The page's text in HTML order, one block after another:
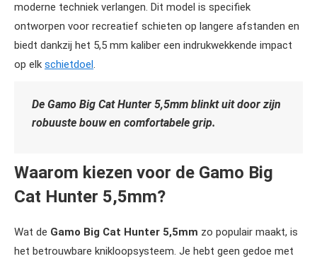
moderne techniek verlangen. Dit model is specifiek
ontworpen voor recreatief schieten op langere afstanden en
biedt dankzij het 5,5 mm kaliber een indrukwekkende impact
op elk schietdoel.
De Gamo Big Cat Hunter 5,5mm blinkt uit door zijn
robuuste bouw en comfortabele grip.
Waarom kiezen voor de Gamo Big
Cat Hunter 5,5mm?
Wat de Gamo Big Cat Hunter 5,5mm zo populair maakt, is
het betrouwbare knikloopsysteem. Je hebt geen gedoe met